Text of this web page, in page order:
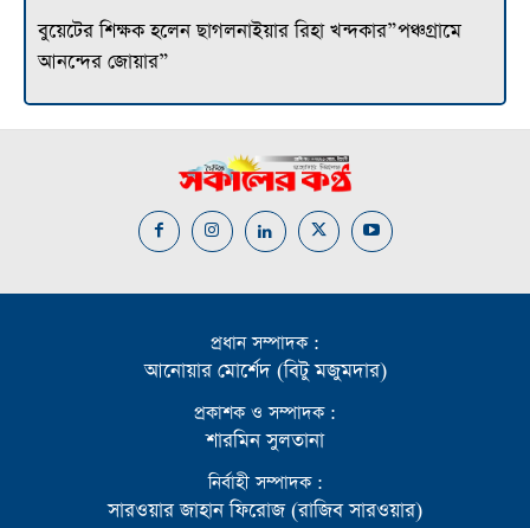
বুয়েটের শিক্ষক হলেন ছাগলনাইয়ার রিহা খন্দকার”পঞ্চগ্রামে
আনন্দের জোয়ার”
প্রধান সম্পাদক :
আনোয়ার মোর্শেদ (বিটু মজুমদার)
প্রকাশক ও সম্পাদক :
শারমিন সুলতানা
নির্বাহী সম্পাদক :
সারওয়ার জাহান ফিরোজ (রাজিব সারওয়ার)